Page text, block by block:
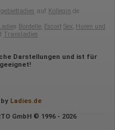
auf Kollegin .de
s Bordelle Escort Sex Huren und
Transladies
Darstellungen und ist für
Ladies.de
GmbH © 1996 - 2026